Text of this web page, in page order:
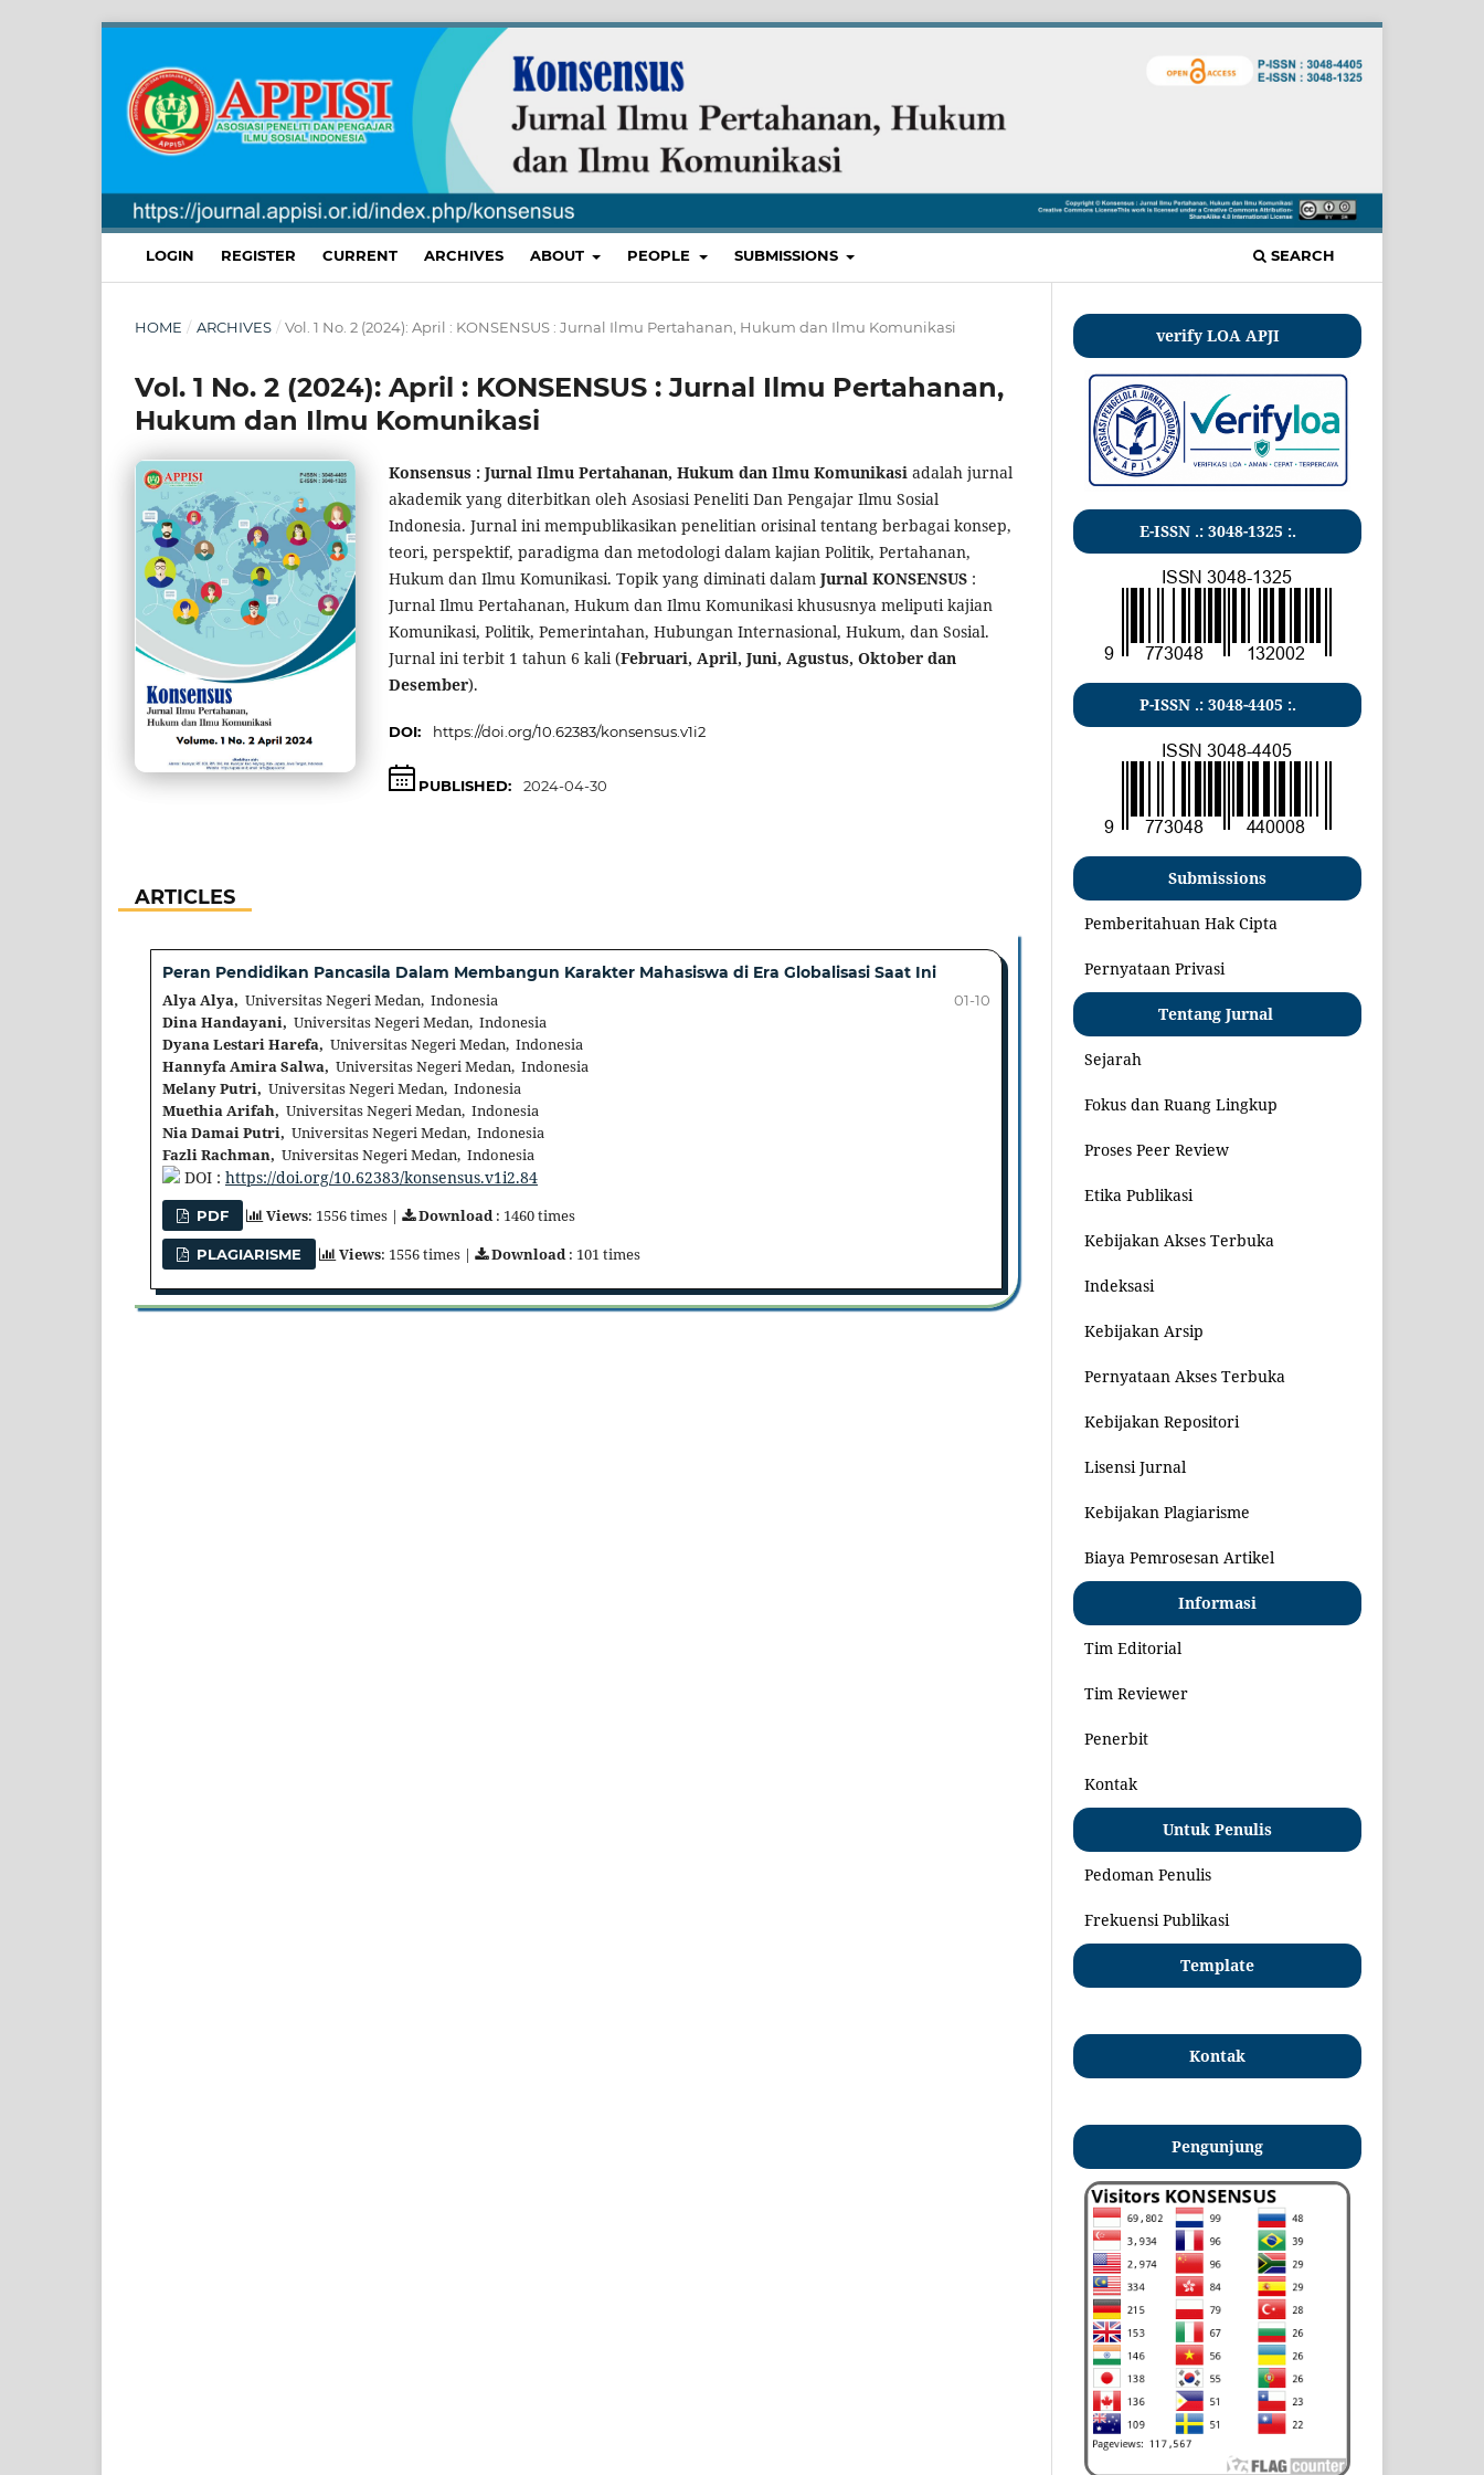
LOGIN REGISTER CURRENT ARCHIVES ABOUT PEOPLE SUBMISSIONS SEARCH
HOME / ARCHIVES / Vol. 1 No. 2 (2024): April : KONSENSUS : Jurnal Ilmu Pertahanan, Hukum dan Ilmu Komunikasi
Vol. 1 No. 2 (2024): April : KONSENSUS : Jurnal Ilmu Pertahanan,
Hukum dan Ilmu Komunikasi
Konsensus : Jurnal Ilmu Pertahanan, Hukum dan Ilmu Komunikasi adalah jurnal
akademik yang diterbitkan oleh Asosiasi Peneliti Dan Pengajar Ilmu Sosial
Indonesia. Jurnal ini mempublikasikan penelitian orisinal tentang berbagai konsep,
teori, perspektif, paradigma dan metodologi dalam kajian Politik, Pertahanan,
Hukum dan Ilmu Komunikasi. Topik yang diminati dalam Jurnal KONSENSUS :
Jurnal Ilmu Pertahanan, Hukum dan Ilmu Komunikasi khususnya meliputi kajian
Komunikasi, Politik, Pemerintahan, Hubungan Internasional, Hukum, dan Sosial.
Jurnal ini terbit 1 tahun 6 kali (Februari, April, Juni, Agustus, Oktober dan
Desember).
DOI: https://doi.org/10.62383/konsensus.v1i2
PUBLISHED: 2024-04-30
ARTICLES
Peran Pendidikan Pancasila Dalam Membangun Karakter Mahasiswa di Era Globalisasi Saat Ini
Alya Alya, Universitas Negeri Medan, Indonesia
Dina Handayani, Universitas Negeri Medan, Indonesia
Dyana Lestari Harefa, Universitas Negeri Medan, Indonesia
Hannyfa Amira Salwa, Universitas Negeri Medan, Indonesia
Melany Putri, Universitas Negeri Medan, Indonesia
Muethia Arifah, Universitas Negeri Medan, Indonesia
Nia Damai Putri, Universitas Negeri Medan, Indonesia
Fazli Rachman, Universitas Negeri Medan, Indonesia
01-10
DOI : https://doi.org/10.62383/konsensus.v1i2.84
PDF Views: 1556 times | Download: 1460 times
PLAGIARISME Views: 1556 times | Download: 101 times
verify LOA APJI
E-ISSN .: 3048-1325 :.
P-ISSN .: 3048-4405 :.
Submissions
Pemberitahuan Hak Cipta
Pernyataan Privasi
Tentang Jurnal
Sejarah
Fokus dan Ruang Lingkup
Proses Peer Review
Etika Publikasi
Kebijakan Akses Terbuka
Indeksasi
Kebijakan Arsip
Pernyataan Akses Terbuka
Kebijakan Repositori
Lisensi Jurnal
Kebijakan Plagiarisme
Biaya Pemrosesan Artikel
Informasi
Tim Editorial
Tim Reviewer
Penerbit
Kontak
Untuk Penulis
Pedoman Penulis
Frekuensi Publikasi
Template
Kontak
Pengunjung